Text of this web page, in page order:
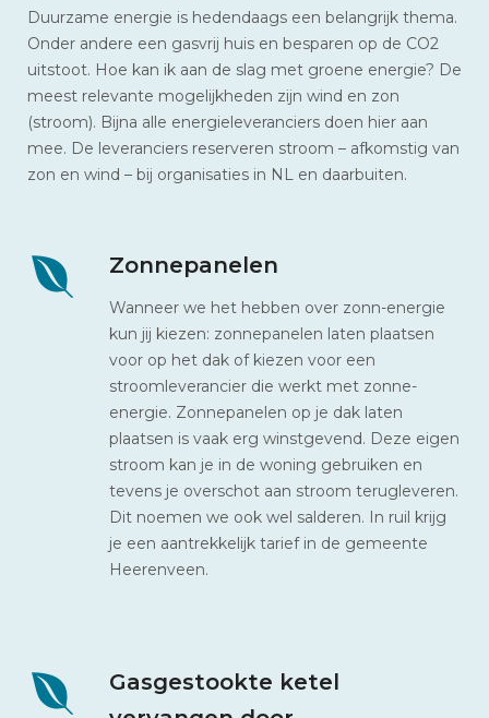
Duurzame energie is hedendaags een belangrijk thema.
Onder andere een gasvrij huis en besparen op de CO2
uitstoot. Hoe kan ik aan de slag met groene energie? De
meest relevante mogelijkheden zijn wind en zon
(stroom). Bijna alle energieleveranciers doen hier aan
mee. De leveranciers reserveren stroom – afkomstig van
zon en wind – bij organisaties in NL en daarbuiten.
Zonnepanelen
Wanneer we het hebben over zonn-energie
kun jij kiezen: zonnepanelen laten plaatsen
voor op het dak of kiezen voor een
stroomleverancier die werkt met zonne-
energie. Zonnepanelen op je dak laten
plaatsen is vaak erg winstgevend. Deze eigen
stroom kan je in de woning gebruiken en
tevens je overschot aan stroom terugleveren.
Dit noemen we ook wel salderen. In ruil krijg
je een aantrekkelijk tarief in de gemeente
Heerenveen.
Gasgestookte ketel